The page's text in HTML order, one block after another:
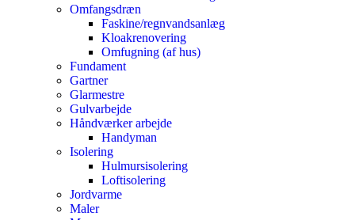
Omfangsdræn
Faskine/regnvandsanlæg
Kloakrenovering
Omfugning (af hus)
Fundament
Gartner
Glarmestre
Gulvarbejde
Håndværker arbejde
Handyman
Isolering
Hulmursisolering
Loftisolering
Jordvarme
Maler